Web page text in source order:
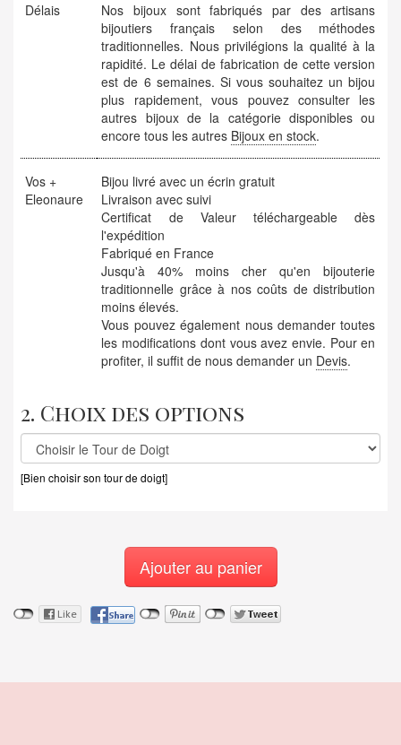
Délais
Nos bijoux sont fabriqués par des artisans
bijoutiers français selon des méthodes
traditionnelles. Nous privilégions la qualité à la
rapidité. Le délai de fabrication de cette version
est de 6 semaines. Si vous souhaitez un bijou
plus rapidement, vous pouvez consulter les
autres bijoux de la catégorie disponibles ou
encore tous les autres Bijoux en stock.
Vos +
Eleonaure
Bijou livré avec un écrin gratuit
Livraison avec suivi
Certificat de Valeur téléchargeable dès
l'expédition
Fabriqué en France
Jusqu'à 40% moins cher qu'en bijouterie
traditionnelle grâce à nos coûts de distribution
moins élevés.
Vous pouvez également nous demander toutes
les modifications dont vous avez envie. Pour en
profiter, il suffit de nous demander un Devis.
2. Choix des options
[Bien choisir son tour de doigt]
Ajouter au panier